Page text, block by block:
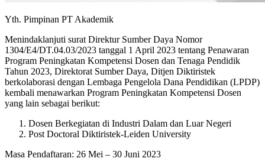
Yth. Pimpinan PT Akademik
Menindaklanjuti surat Direktur Sumber Daya Nomor
1304/E4/DT.04.03/2023 tanggal 1 April 2023 tentang Penawaran
Program Peningkatan Kompetensi Dosen dan Tenaga Pendidik
Tahun 2023, Direktorat Sumber Daya, Ditjen Diktiristek
berkolaborasi dengan Lembaga Pengelola Dana Pendidikan (LPDP)
kembali menawarkan Program Peningkatan Kompetensi Dosen
yang lain sebagai berikut:
Dosen Berkegiatan di Industri Dalam dan Luar Negeri
Post Doctoral Diktiristek-Leiden University
Masa Pendaftaran: 26 Mei – 30 Juni 2023